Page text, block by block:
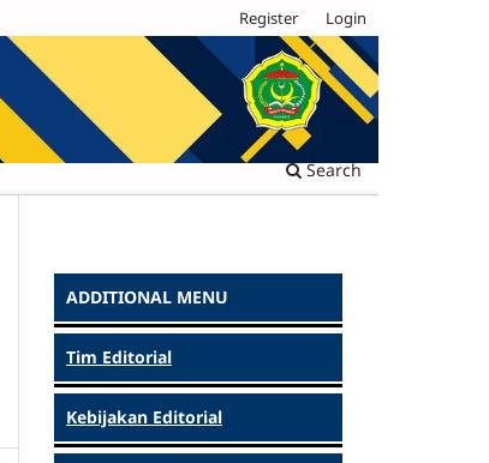
Search
Register Login
ADDITIONAL MENU
Tim Editorial
Kebijakan Editorial